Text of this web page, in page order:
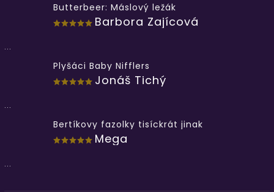
Butterbeer: Máslový ležák
Barbora Zajícová
...
Plyšáci Baby Nifflers
Jonáš Tichý
...
Bertíkovy fazolky tisíckrát jinak
Mega
...